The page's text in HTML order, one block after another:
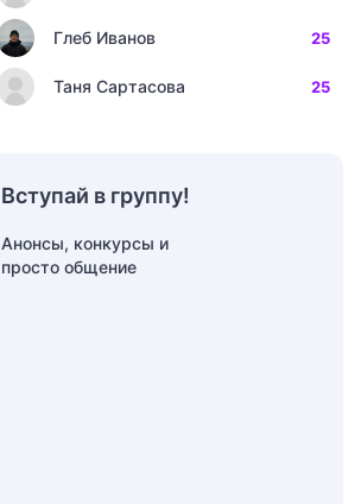
Глеб Иванов 25
Таня Сартасова 25
Вступай в группу!
Анонсы, конкурсы и
просто общение